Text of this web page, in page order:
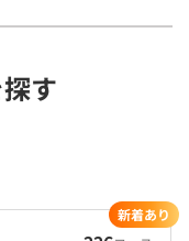
す
新着あり